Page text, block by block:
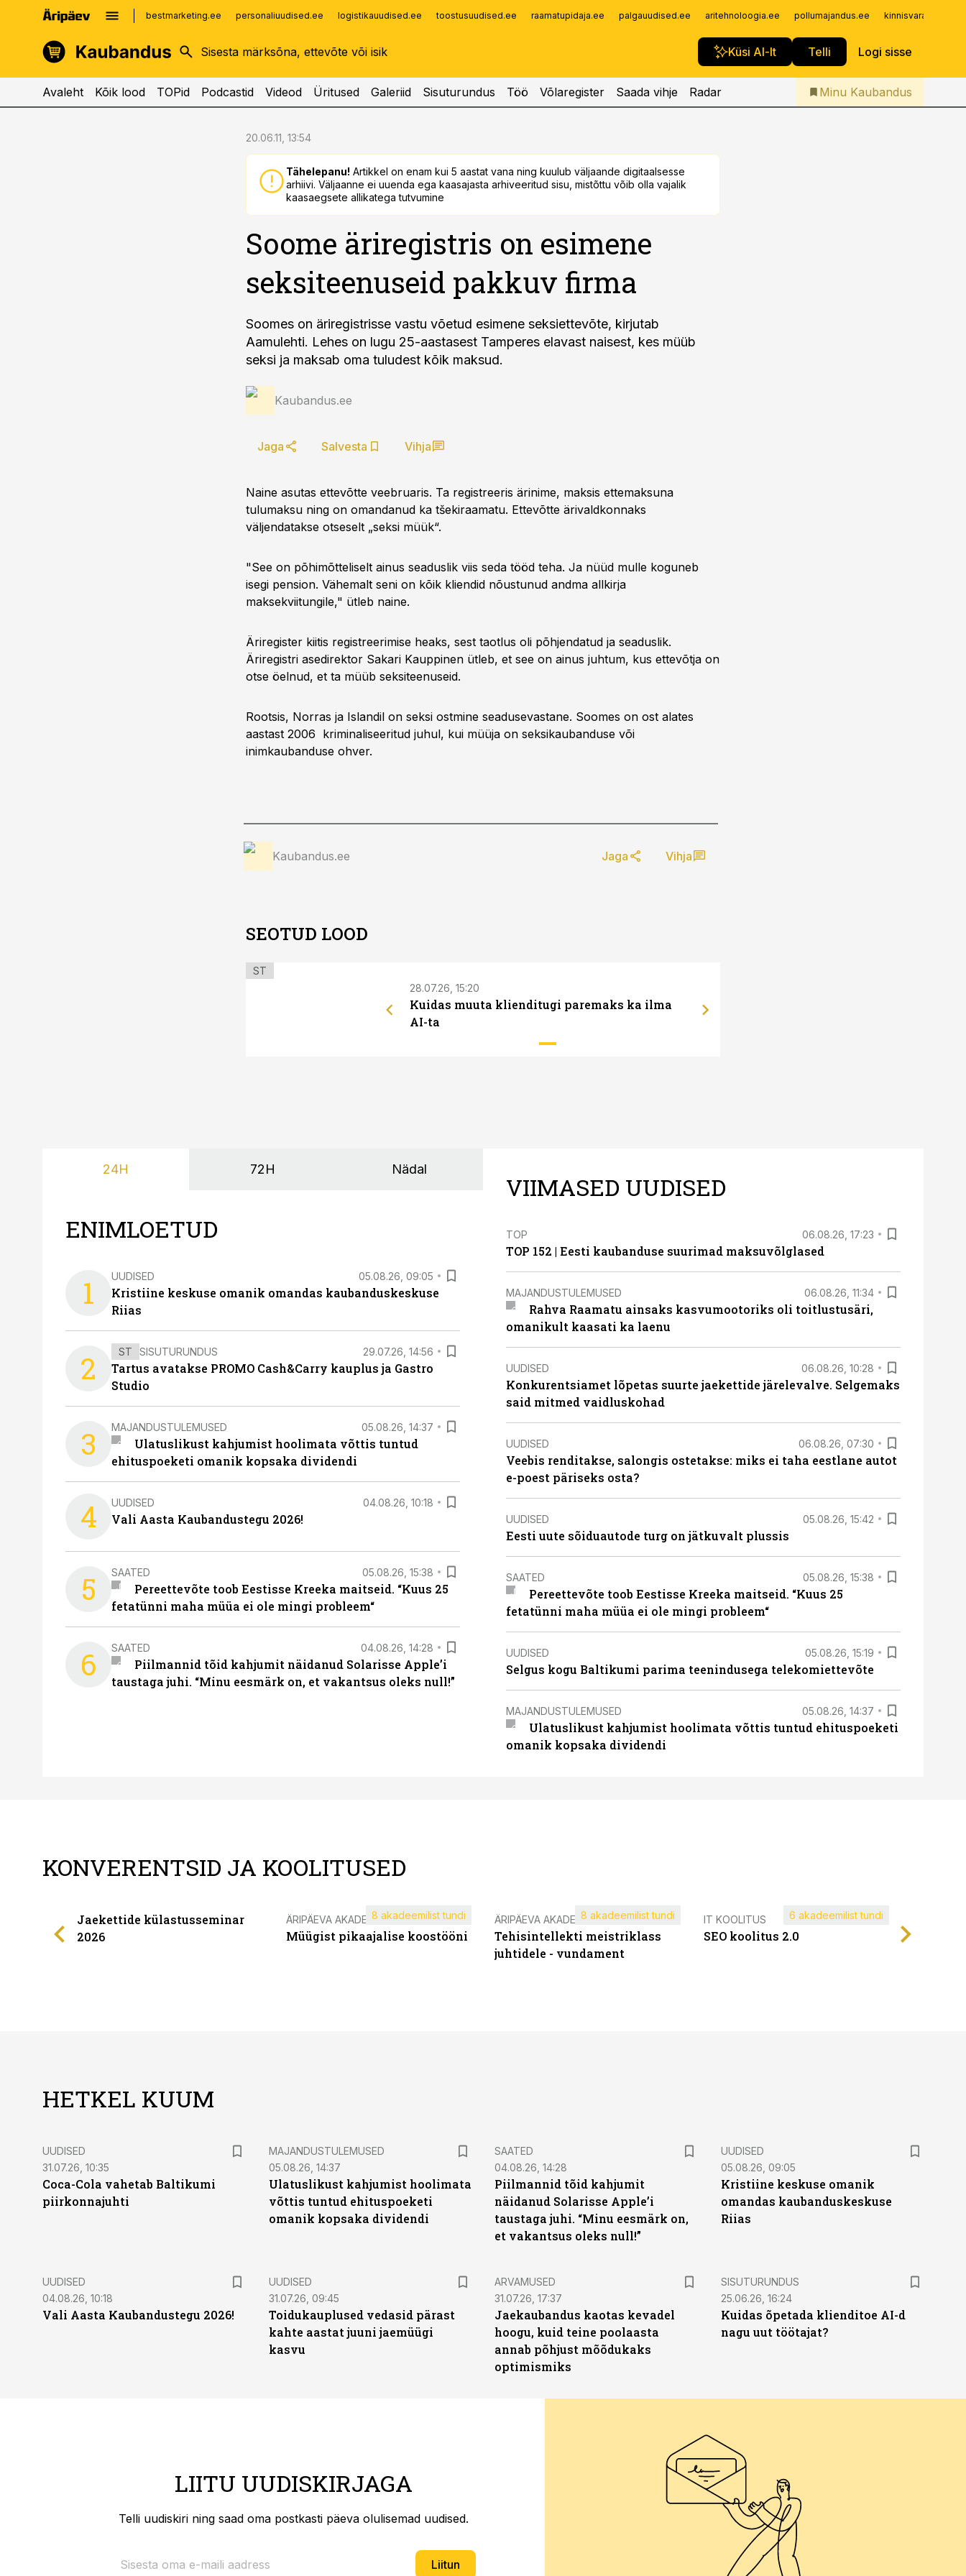
bestmarketing.ee personaliuudised.ee logistikauudised.ee toostusuudised.ee raamatupidaja.ee palgauudised.ee aritehnoloogia.ee pollumajandus.ee
Küsi AI-lt Telli Logi sisse
kinnisvarauudised.ee
logistikauudised.ee
imelineajalugu.ee
Infopank
Iseteenindus
Telli Kaubandus
Avaleht Kõik lood TOPid Podcastid Videod Üritused Galeriid Sisuturundus Töö Võlaregister Saada vihje Radar Minu Kaubandus
20.06.11, 13:54
Tähelepanu! Artikkel on enam kui 5 aastat vana ning kuulub väljaande digitaalsesse
arhiivi. Väljaanne ei uuenda ega kaasajasta arhiveeritud sisu, mistõttu võib olla vajalik
kaasaegsete allikatega tutvumine
Soome äriregistris on esimene
seksiteenuseid pakkuv firma
Soomes on äriregistrisse vastu võetud esimene seksiettevõte, kirjutab
Aamulehti. Lehes on lugu 25-aastasest Tamperes elavast naisest, kes müüb
seksi ja maksab oma tuludest kõik maksud.
Kaubandus.ee
Jaga Salvesta Vihja
Naine asutas ettevõtte veebruaris. Ta registreeris ärinime, maksis ettemaksuna
tulumaksu ning on omandanud ka tšekiraamatu. Ettevõtte ärivaldkonnaks
väljendatakse otseselt „seksi müük“.
"See on põhimõtteliselt ainus seaduslik viis seda tööd teha. Ja nüüd mulle koguneb
isegi pension. Vähemalt seni on kõik kliendid nõustunud andma allkirja
maksekviitungile," ütleb naine.
Äriregister kiitis registreerimise heaks, sest taotlus oli põhjendatud ja seaduslik.
Äriregistri asedirektor Sakari Kauppinen ütleb, et see on ainus juhtum, kus ettevõtja on
otse öelnud, et ta müüb seksiteenuseid.
Rootsis, Norras ja Islandil on seksi ostmine seadusevastane. Soomes on ost alates
aastast 2006 kriminaliseeritud juhul, kui müüja on seksikaubanduse või
inimkaubanduse ohver.
Kaubandus.ee Jaga Vihja
SEOTUD LOOD
ST
28.07.26, 15:20
Kuidas muuta klienditugi paremaks ka ilma
AI-ta
24H 72H Nädal
ENIMLOETUD
1 UUDISED 05.08.26, 09:05
Kristiine keskuse omanik omandas kaubanduskeskuse
Riias
2 ST SISUTURUNDUS 29.07.26, 14:56
Tartus avatakse PROMO Cash&Carry kauplus ja Gastro
Studio
3 MAJANDUSTULEMUSED 05.08.26, 14:37
Ulatuslikust kahjumist hoolimata võttis tuntud
ehituspoeketi omanik kopsaka dividendi
4 UUDISED 04.08.26, 10:18
Vali Aasta Kaubandustegu 2026!
5 SAATED 05.08.26, 15:38
Pereettevõte toob Eestisse Kreeka maitseid. “Kuus 25
fetatünni maha müüa ei ole mingi probleem“
6 SAATED 04.08.26, 14:28
Piilmannid tõid kahjumit näidanud Solarisse Apple’i
taustaga juhi. “Minu eesmärk on, et vakantsus oleks null!”
VIIMASED UUDISED
TOP 06.08.26, 17:23
TOP 152 | Eesti kaubanduse suurimad maksuvõlglased
MAJANDUSTULEMUSED 06.08.26, 11:34
Rahva Raamatu ainsaks kasvumootoriks oli toitlustusäri,
omanikult kaasati ka laenu
UUDISED 06.08.26, 10:28
Konkurentsiamet lõpetas suurte jaekettide järelevalve. Selgemaks
said mitmed vaidluskohad
UUDISED 06.08.26, 07:30
Veebis renditakse, salongis ostetakse: miks ei taha eestlane autot
e-poest päriseks osta?
UUDISED 05.08.26, 15:42
Eesti uute sõiduautode turg on jätkuvalt plussis
SAATED 05.08.26, 15:38
Pereettevõte toob Eestisse Kreeka maitseid. “Kuus 25
fetatünni maha müüa ei ole mingi probleem“
UUDISED 05.08.26, 15:19
Selgus kogu Baltikumi parima teenindusega telekomiettevõte
MAJANDUSTULEMUSED 05.08.26, 14:37
Ulatuslikust kahjumist hoolimata võttis tuntud ehituspoeketi
omanik kopsaka dividendi
KONVERENTSID JA KOOLITUSED
Jaekettide külastusseminar
2026
ÄRIPÄEVA AKADEEMIA
Müügist pikaajalise koostööni
8 akadeemilist tundi ÄRIPÄEVA AKADEEMIA
Tehisintellekti meistriklass
juhtidele - vundament
8 akadeemilist tundi IT KOOLITUS
SEO koolitus 2.0
6 akadeemilist tundi
HETKEL KUUM
UUDISED
31.07.26, 10:35
Coca-Cola vahetab Baltikumi
piirkonnajuhti
MAJANDUSTULEMUSED
05.08.26, 14:37
Ulatuslikust kahjumist hoolimata
võttis tuntud ehituspoeketi
omanik kopsaka dividendi
SAATED
04.08.26, 14:28
Piilmannid tõid kahjumit
näidanud Solarisse Apple’i
taustaga juhi. “Minu eesmärk on,
et vakantsus oleks null!”
UUDISED
05.08.26, 09:05
Kristiine keskuse omanik
omandas kaubanduskeskuse
Riias
UUDISED
04.08.26, 10:18
Vali Aasta Kaubandustegu 2026!
UUDISED
31.07.26, 09:45
Toidukauplused vedasid pärast
kahte aastat juuni jaemüügi
kasvu
ARVAMUSED
31.07.26, 17:37
Jaekaubandus kaotas kevadel
hoogu, kuid teine poolaasta
annab põhjust mõõdukaks
optimismiks
ST
SISUTURUNDUS
25.06.26, 16:24
Kuidas õpetada klienditoe AI-d
nagu uut töötajat?
LIITU UUDISKIRJAGA
Telli uudiskiri ning saad oma postkasti päeva olulisemad uudised.
Liitun